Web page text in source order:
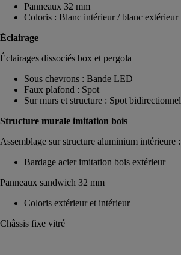
Panneaux 32 mm
Coloris : Blanc intérieur / blanc extérieur
Éclairage
Éclairages dissociés box et pergola
Sous chevrons : Bande LED
Faux plafond : Spot
Sur murs et structure : Spot bidirectionnel
Structure murale imitation bois
Assemblage sur structure aluminium intérieure :
Bardage acier imitation bois extérieur
Panneaux sandwich 32 mm
Coloris extérieur et intérieur
Châssis fixe vitré